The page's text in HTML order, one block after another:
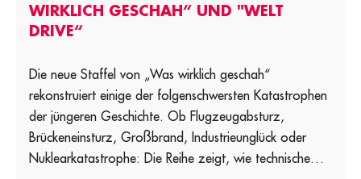
WIRKLICH GESCHAH“ UND "WELT
DRIVE“
Die neue Staffel von „Was wirklich geschah“
rekonstruiert einige der folgenschwersten Katastrophen
der jüngeren Geschichte. Ob Flugzeugabsturz,
Brückeneinsturz, Großbrand, Industrieunglück oder
Nuklearkatastrophe: Die Reihe zeigt, wie technische